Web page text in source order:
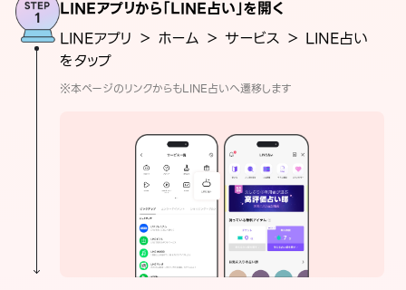
LINEアプリから「LINE占い」を開く
LINEアプリ ＞ ホーム ＞ サービス ＞ LINE占い
をタップ
※本ページのリンクからもLINE占いへ遷移します